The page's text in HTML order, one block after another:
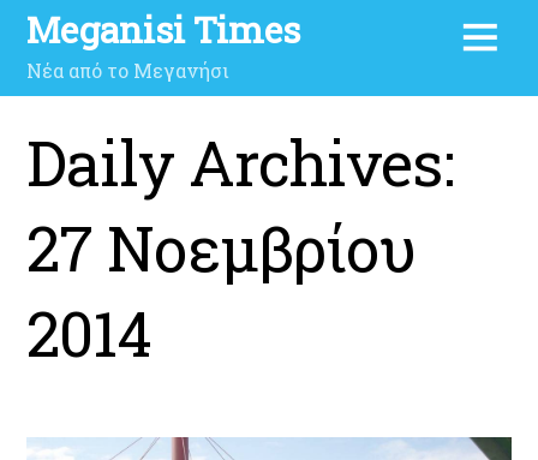
Meganisi Times
Νέα από το Μεγανήσι
Daily Archives:
27 Νοεμβρίου
2014